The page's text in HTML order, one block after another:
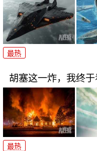
最热
胡塞这一炸，我终
最热